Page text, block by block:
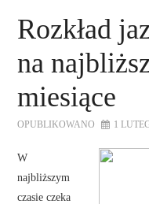
Rozkład
na
miesiące
OPUBLIKOWANO 1
W
najbliższym
czasie czeka